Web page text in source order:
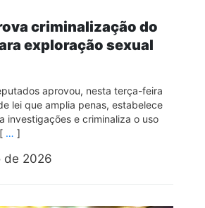
criminalização do
exploração sexual
aprovou, nesta terça-feira
lei que amplia penas, estabelece
investigações e criminaliza o uso
… ]
de 2026